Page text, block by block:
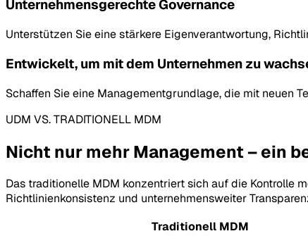
Unternehmensgerechte Governance
Unterstützen Sie eine stärkere Eigenverantwortung,
Entwickelt, um mit dem Unternehmen zu
Schaffen Sie eine Managementgrundlage, die mit neuen
UDM VS. TRADITIONELL MDM
Nicht nur mehr Management – ein
Das traditionelle MDM konzentriert sich auf die Kontrolle
Richtlinienkonsistenz und unternehmensweiter
Traditionell MDM